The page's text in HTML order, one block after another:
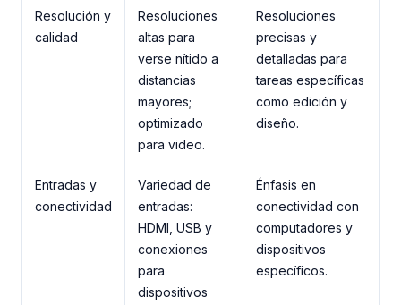
Resolución y
calidad
Resoluciones
altas para
verse nítido a
distancias
mayores;
optimizado
para video.
Resoluciones
precisas y
detalladas para
tareas específicas
como edición y
diseño.
Entradas y
conectividad
Variedad de
entradas:
HDMI, USB y
conexiones
para
dispositivos
Énfasis en
conectividad con
computadores y
dispositivos
específicos.